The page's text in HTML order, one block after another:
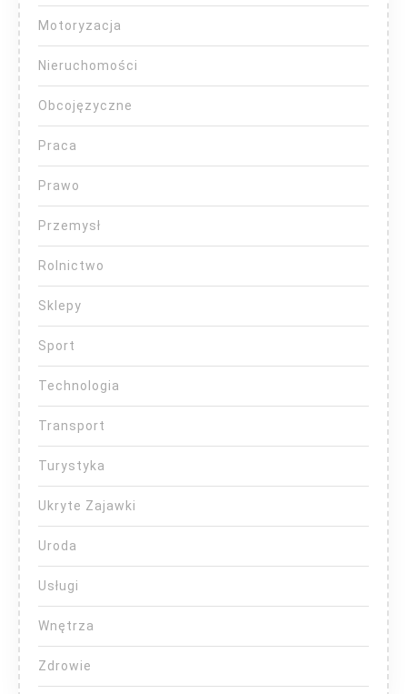
Motoryzacja
Nieruchomości
Obcojęzyczne
Praca
Prawo
Przemysł
Rolnictwo
Sklepy
Sport
Technologia
Transport
Turystyka
Ukryte Zajawki
Uroda
Usługi
Wnętrza
Zdrowie